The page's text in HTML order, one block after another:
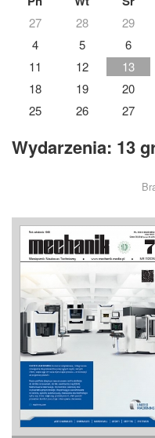
27 28 29
4
5 6
11
12 13
18
19 20
25
26 27
Wydarzenia: 13